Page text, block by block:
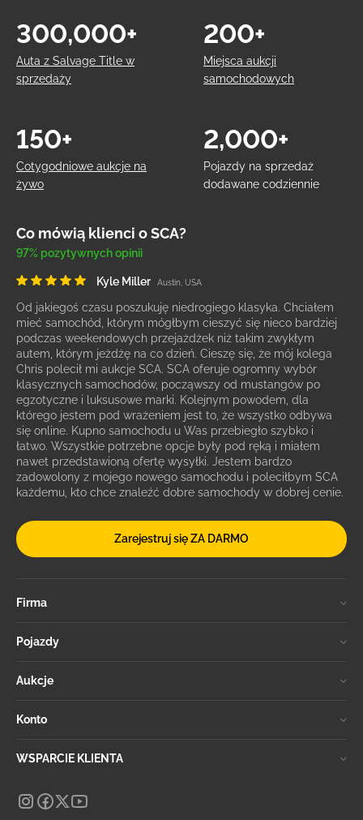
Auta z Salvage Title w
sprzedaży
300,000+
Miejsca aukcji
samochodowych
200+
Cotygodniowe aukcje na
żywo
150+
Pojazdy na sprzedaż
dodawane codziennie
2,000+
Co mówią klienci o SCA?
97% pozytywnych opinii
Kyle Miller Austin, USA
Od jakiegoś czasu poszukuję niedrogiego klasyka. Chciałem
mieć samochód, którym mógłbym cieszyć się nieco bardziej
podczas weekendowych przejażdżek niż takim zwykłym
autem, którym jeżdżę na co dzień. Cieszę się, że mój kolega
Chris polecił mi aukcje SCA. SCA oferuje ogromny wybór
klasycznych samochodów, począwszy od mustangów po
egzotyczne i luksusowe marki. Kolejnym powodem, dla
którego jestem pod wrażeniem jest to, że wszystko odbywa
się online. Kupno samochodu u Was przebiegło szybko i
łatwo. Wszystkie potrzebne opcje były pod ręką i miałem
nawet przedstawioną ofertę wysyłki. Jestem bardzo
zadowolony z mojego nowego samochodu i poleciłbym SCA
każdemu, kto chce znaleźć dobre samochody w dobrej cenie.
Zarejestruj się ZA DARMO
Firma
Pojazdy
Aukcje
Konto
WSPARCIE KLIENTA